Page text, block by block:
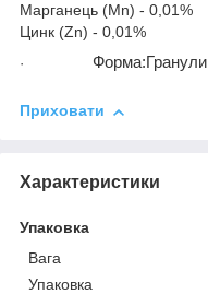
Марганець (Mn) - 0,01%
Цинк (Zn) - 0,01%
· Форма:Гранули
Приховати
Характеристики
Упаковка
Вага
Упаковка